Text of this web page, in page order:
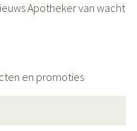
Apotheker van wacht
en promoties